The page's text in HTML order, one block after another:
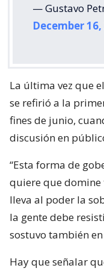
— Gustavo
December 16,
La última vez que
se refirió a la
fines de junio,
discusión en
“Esta forma de
quiere que domine
lleva al poder la
la gente debe
sostuvo también
Hay que señalar